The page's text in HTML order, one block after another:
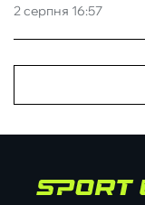
2 серпня 16:57